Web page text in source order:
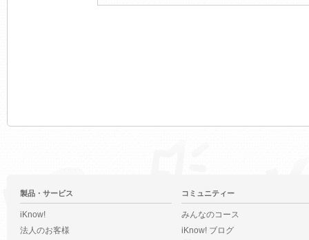
製品・サービス
iKnow!
法人のお客様
コミュニティー
みんなのコース
iKnow! ブログ